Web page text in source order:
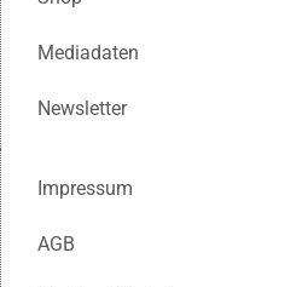
Mediadaten
Newsletter
Impressum
AGB